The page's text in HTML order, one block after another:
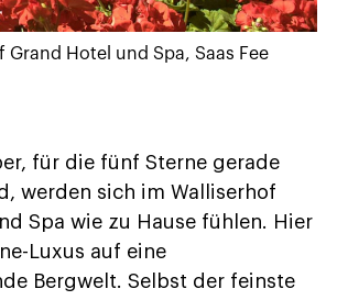
Grand Hotel und Spa, Saas Fee
für die fünf Sterne gerade
werden sich im Walliserhof
Spa wie zu Hause fühlen. Hier
Luxus auf eine
Bergwelt. Selbst der feinste